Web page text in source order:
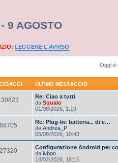
- 9 AGOSTO
LEGGERE L'AVVISO
Oggi è
ULTIMO MESSAGGIO
Re: Ciao a tutti
da Squalo
01/08/2026, 1:19
68705
Re: Plug-In: batteria... di e…
da Andrea_P
05/08/2026, 10:43
27320
Configurazione Android per
da ivbon
18/02/2026, 18:15